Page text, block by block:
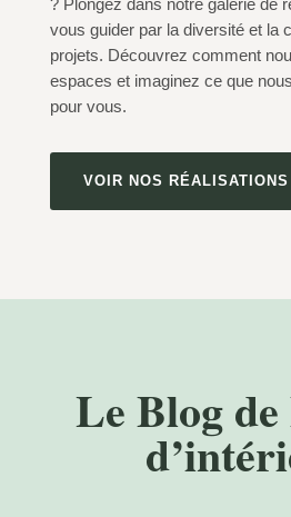
vous guider par la diversité et la
projets. Découvrez comment
espaces et imaginez ce que
pour vous.
VOIR NOS RÉALISATIONS
Le Blog de